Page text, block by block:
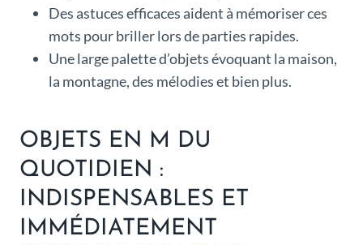
Des astuces efficaces aident à mémoriser ces
mots pour briller lors de parties rapides.
Une large palette d’objets évoquant la maison,
la montagne, des mélodies et bien plus.
OBJETS EN M DU
QUOTIDIEN :
INDISPENSABLES ET
IMMÉDIATEMENT